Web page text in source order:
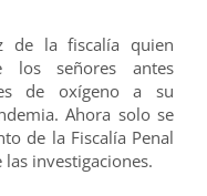
de la fiscalía quien
los señores antes
de oxígeno a su
Ahora solo se
de la Fiscalía Penal
investigaciones.